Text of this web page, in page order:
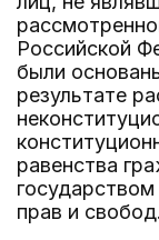
Российской
были
результате
равенства
прав и свобод.